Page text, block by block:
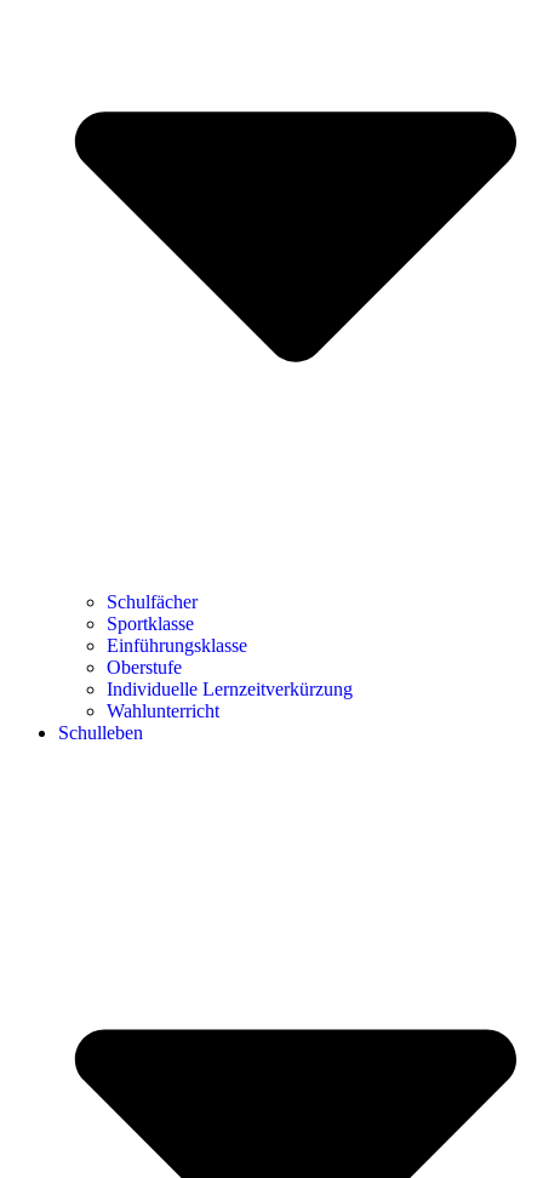
Schulfächer
Sportklasse
Einführungsklasse
Oberstufe
Individuelle Lernzeitverkürzung
Wahlunterricht
Schulleben